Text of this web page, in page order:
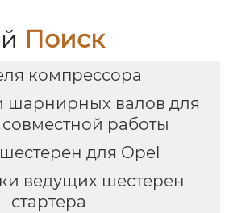
Поиск
компрессора
шарнирных валов для
работы
для Opel
ведущих шестерен
стартера